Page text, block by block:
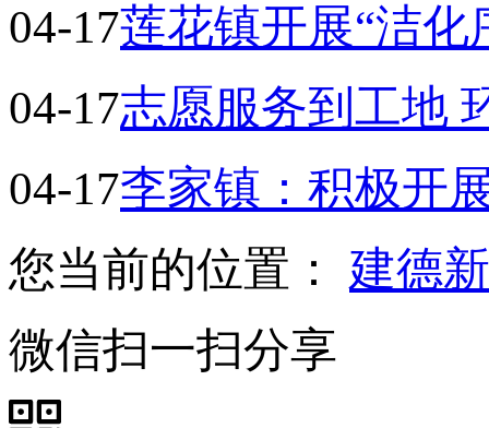
04-17莲花镇开展“洁化
04-17志愿服务到工地
04-17李家镇：积极开
您当前的位置： 建德
微信扫一扫分享